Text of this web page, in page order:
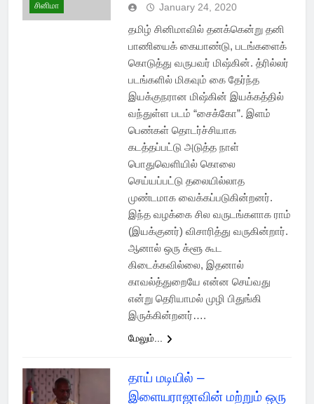
சினிமா January 24, 2020
தமிழ் சினிமாவில் தனக்கென்று தனி
பாணியைக் கையாண்டு, படங்களைக்
கொடுத்து வருபவர் மிஷ்கின். த்ரில்லர்
படங்களில் மிகவும் கை தேர்ந்த
இயக்குநரான மிஷ்கின் இயக்கத்தில்
வந்துள்ள படம் “சைக்கோ”. இளம்
பெண்கள் தொடர்ச்சியாக
கடத்தப்பட்டு அடுத்த நாள்
பொதுவெளியில் கொலை
செய்யப்பட்டு தலையில்லாத
முண்டமாக வைக்கப்படுகின்றனர்.
இந்த வழக்கை சில வருடங்களாக ராம்
(இயக்குனர்) விசாரித்து வருகின்றார்.
ஆனால் ஒரு க்ளூ கூட
கிடைக்கவில்லை, இதனால்
காவல்த்துறையே என்ன செய்வது
என்று தெரியாமல் முழி பிதுங்கி
இருக்கின்றனர்….
மேலும்...
தாய் மடியில் –
இளையராஜாவின் மற்றும் ஒரு